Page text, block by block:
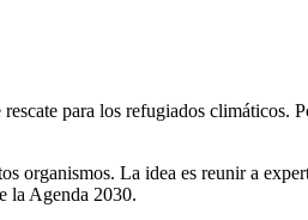
para los refugiados climáticos.
organismos. La idea es reunir a
la Agenda 2030.